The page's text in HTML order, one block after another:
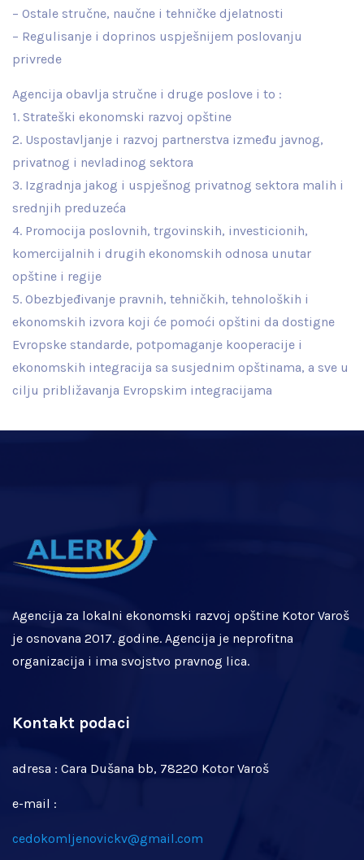
– Ostale stručne, naučne i tehničke djelatnosti
– Regulisanje i doprinos uspješnijem poslovanju
privrede
Agencija obavlja stručne i druge poslove i to :
1. Strateški ekonomski razvoj opštine
2. Uspostavljanje i razvoj partnerstva između javnog,
privatnog i nevladinog sektora
3. Izgradnja jakog i uspješnog privatnog sektora malih i
srednjih preduzeća
4. Promocija poslovnih, trgovinskih, investicionih,
komercijalnih i drugih ekonomskih odnosa unutar
opštine i regije
5. Obezbjeđivanje pravnih, tehničkih, tehnoloških i
ekonomskih izvora koji će pomoći opštini da dostigne
Evropske standarde, potpomaganje kooperacije i
ekonomskih integracija sa susjednim opštinama, a sve u
cilju približavanja Evropskim integracijama
Agencija za lokalni ekonomski razvoj opštine Kotor Varoš
je osnovana 2017. godine. Agencija je neprofitna
organizacija i ima svojstvo pravnog lica.
Kontakt podaci
adresa : Cara Dušana bb, 78220 Kotor Varoš
e-mail :
cedokomljenovickv@gmail.com